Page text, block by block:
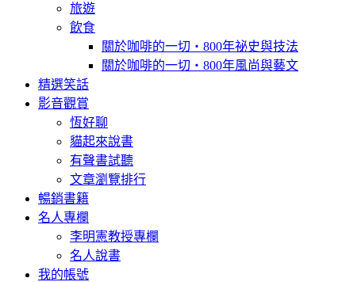
旅遊
飲食
關於咖啡的一切‧800年祕史與技法
關於咖啡的一切‧800年風尚與藝文
精選笑話
影音觀賞
恆好聊
貓起來說書
有聲書試聽
文章瀏覽排行
暢銷書籍
名人專欄
李明憲教授專欄
名人說書
我的帳號